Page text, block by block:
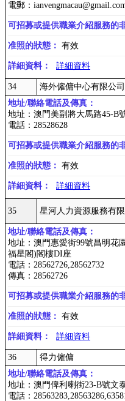
電郵：
可招募或提供職業介紹服務的
准照的狀態： 有效
詳細資料： 詳細資料
34 海外僱傭中心有限公司
地址/聯絡電話及傳真：
地址：澳門美副將大馬路45-B
電話：28528628
可招募或提供職業介紹服務的
准照的狀態： 有效
詳細資料： 詳細資料
35 星河人力資源服務有限
地址/聯絡電話及傳真：
地址：澳門惠愛街99號昌明花
福星閣)閣樓DI座
電話：28562726,28562732
傳真：28562726
可招募或提供職業介紹服務的
准照的狀態： 有效
詳細資料： 詳細資料
36 得力僱傭
地址/聯絡電話及傳真：
地址：澳門俾利喇街23-B號文
電話：